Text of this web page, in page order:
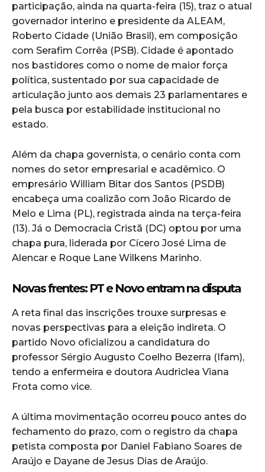
participação, ainda na quarta-feira (15), traz o atual
governador interino e presidente da ALEAM,
Roberto Cidade (União Brasil), em composição
com Serafim Corrêa (PSB). Cidade é apontado
nos bastidores como o nome de maior força
política, sustentado por sua capacidade de
articulação junto aos demais 23 parlamentares e
pela busca por estabilidade institucional no
estado.
Além da chapa governista, o cenário conta com
nomes do setor empresarial e acadêmico. O
empresário William Bitar dos Santos (PSDB)
encabeça uma coalizão com João Ricardo de
Melo e Lima (PL), registrada ainda na terça-feira
(13). Já o Democracia Cristã (DC) optou por uma
chapa pura, liderada por Cícero José Lima de
Alencar e Roque Lane Wilkens Marinho.
Novas frentes: PT e Novo entram na disputa
A reta final das inscrições trouxe surpresas e
novas perspectivas para a eleição indireta. O
partido Novo oficializou a candidatura do
professor Sérgio Augusto Coelho Bezerra (Ifam),
tendo a enfermeira e doutora Audriclea Viana
Frota como vice.
A última movimentação ocorreu pouco antes do
fechamento do prazo, com o registro da chapa
petista composta por Daniel Fabiano Soares de
Araújo e Dayane de Jesus Dias de Araújo.